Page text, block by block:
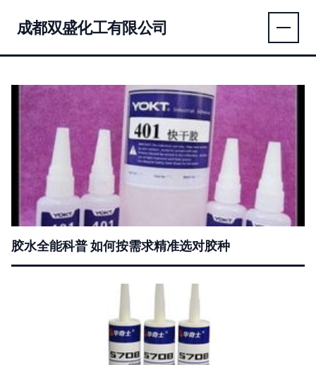
成都双盛化工有限公司
胶水全能科普 如何按需求精准选对胶种